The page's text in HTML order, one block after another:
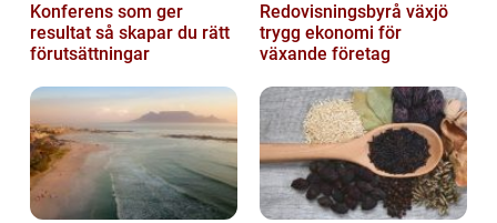
Konferens som ger
resultat så skapar du rätt
förutsättningar
Redovisningsbyrå växjö
trygg ekonomi för
växande företag